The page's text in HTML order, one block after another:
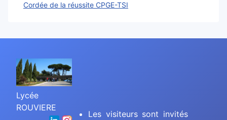
Cordée de la réussite CPGE-TSI
Lycée
ROUVIERE
Les visiteurs sont invités